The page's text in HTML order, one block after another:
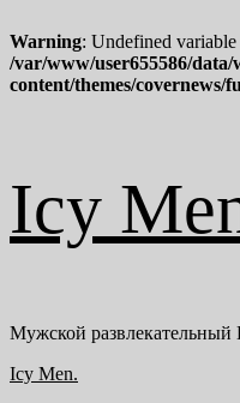
Warning: Undefined variable
/var/www/user655586/
content/themes/covernews/
содержимому
Icy
Мужской развлекательный
Основное
Icy Men.